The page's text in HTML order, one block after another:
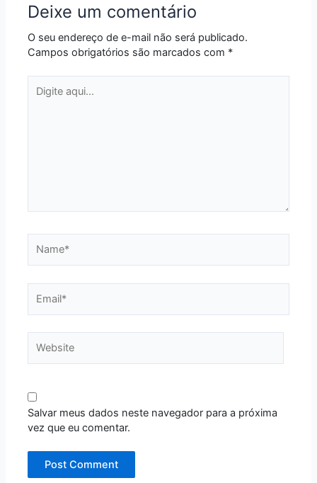
Deixe um comentário
O seu endereço de e-mail não será publicado.
Campos obrigatórios são marcados com *
aqui...
Salvar meus dados neste navegador para a próxima
vez que eu comentar.